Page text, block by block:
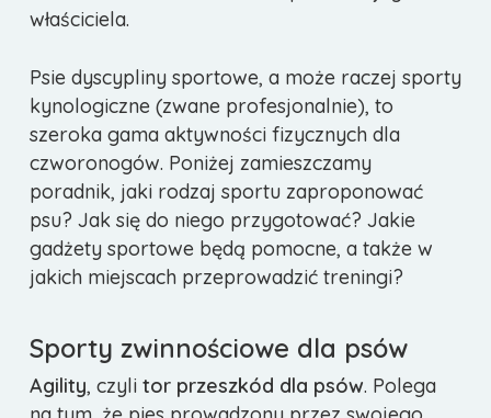
właściciela.
Psie dyscypliny sportowe, a może raczej sporty
kynologiczne (zwane profesjonalnie), to
szeroka gama aktywności fizycznych dla
czworonogów. Poniżej zamieszczamy
poradnik, jaki rodzaj sportu zaproponować
psu? Jak się do niego przygotować? Jakie
gadżety sportowe będą pomocne, a także w
jakich miejscach przeprowadzić treningi?
Sporty zwinnościowe dla psów
Agility, czylitor przeszkód dla psów. Polega